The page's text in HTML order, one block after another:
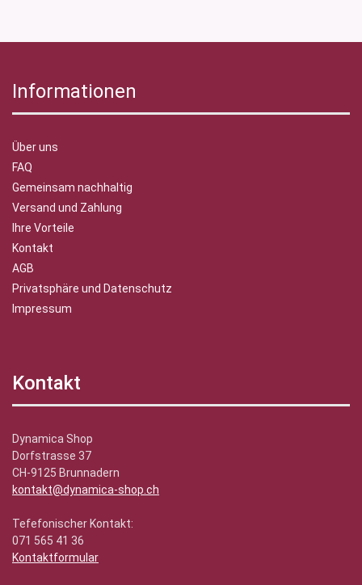
Informationen
Über uns
FAQ
Gemeinsam nachhaltig
Versand und Zahlung
Ihre Vorteile
Kontakt
AGB
Privatsphäre und Datenschutz
Impressum
Kontakt
Dynamica Shop
Dorfstrasse 37
CH-9125 Brunnadern
kontakt@dynamica-shop.ch
Tefefonischer Kontakt:
071 565 41 36
Kontaktformular